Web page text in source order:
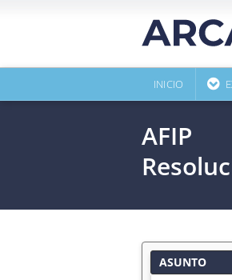
INICIO
AFIP
ASUNTO